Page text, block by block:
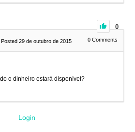
0
Posted 29 de outubro de 2015 0Comments
o dinheiro estará disponível?
Login